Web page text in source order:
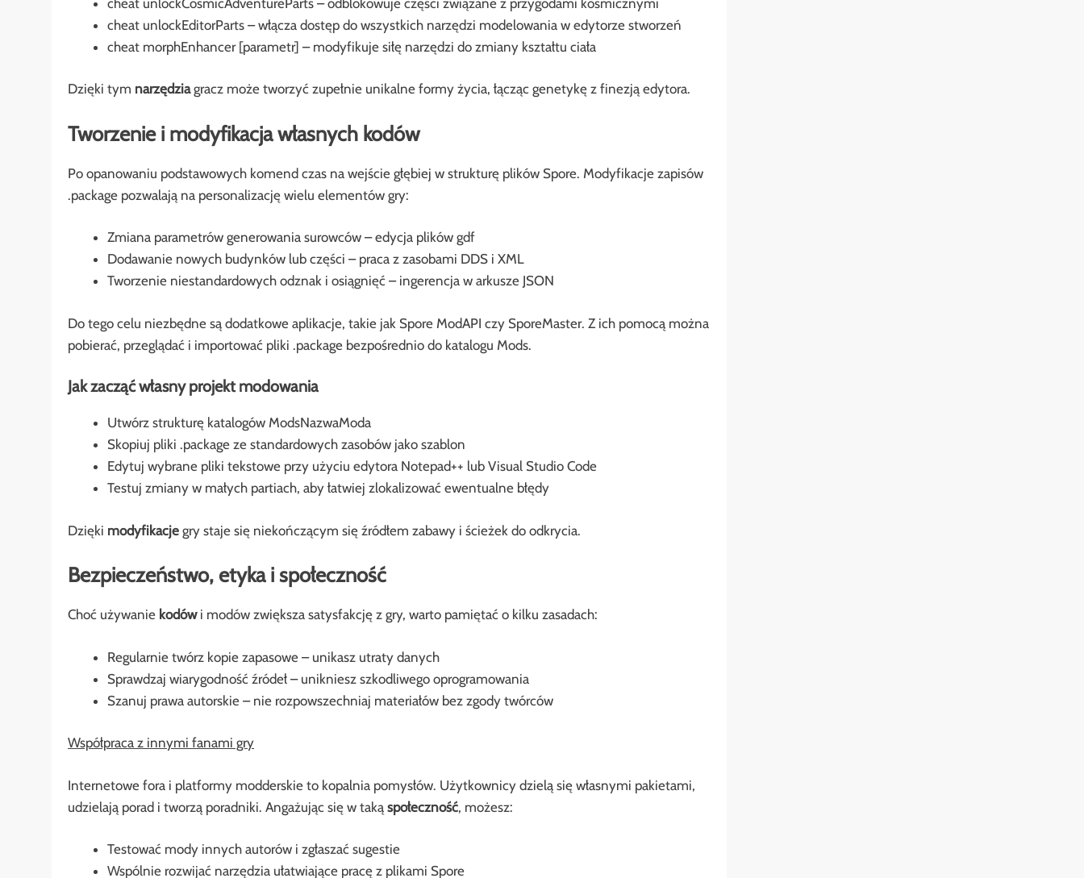
cheat unlockEditorParts – włącza dostęp do wszystkich narzędzi modelowania w edytorze stworzeń
cheat morphEnhancer [parametr] – modyfikuje siłę narzędzi do zmiany kształtu ciała
Dzięki tym narzędziagracz może tworzyć zupełnie unikalne formy życia, łącząc genetykę z finezją edytora.
Tworzenie i modyfikacja własnych kodów
Po opanowaniu podstawowych komend czas na wejście głębiej w strukturę plików Spore. Modyfikacje zapisów
.package pozwalają na personalizację wielu elementów gry:
Zmiana parametrów generowania surowców – edycja plików gdf
Dodawanie nowych budynków lub części – praca z zasobami DDS i XML
Tworzenie niestandardowych odznak i osiągnięć – ingerencja w arkusze JSON
Do tego celu niezbędne są dodatkowe aplikacje, takie jak Spore ModAPI czy SporeMaster. Z ich pomocą można
pobierać, przeglądać i importować pliki .package bezpośrednio do katalogu Mods.
Jak zacząć własny projekt modowania
Utwórz strukturę katalogów ModsNazwaModa
Skopiuj pliki .package ze standardowych zasobów jako szablon
Edytuj wybrane pliki tekstowe przy użyciu edytora Notepad++ lub Visual Studio Code
Testuj zmiany w małych partiach, aby łatwiej zlokalizować ewentualne błędy
Dzięki modyfikacje gry staje się niekończącym się źródłem zabawy i ścieżek do odkrycia.
Bezpieczeństwo, etyka i społeczność
Choć używanie kodówi modów zwiększa satysfakcję z gry, warto pamiętać o kilku zasadach:
Regularnie twórz kopie zapasowe – unikasz utraty danych
Sprawdzaj wiarygodność źródeł – unikniesz szkodliwego oprogramowania
Szanuj prawa autorskie – nie rozpowszechniaj materiałów bez zgody twórców
Współpraca z innymi fanami gry
Internetowe fora i platformy modderskie to kopalnia pomysłów. Użytkownicy dzielą się własnymi pakietami,
udzielają porad i tworzą poradniki. Angażując się w taką społeczność, możesz:
Testować mody innych autorów i zgłaszać sugestie
Wspólnie rozwijać narzędzia ułatwiające pracę z plikami Spore